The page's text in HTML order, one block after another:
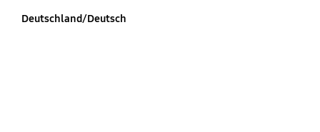
Deutschland/Deutsch